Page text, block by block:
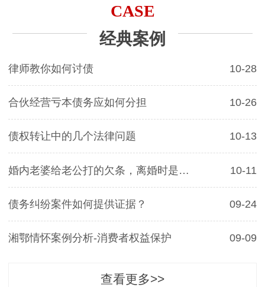
CASE
经典案例
律师教你如何讨债 10-28
合伙经营亏本债务应如何分担 10-26
债权转让中的几个法律问题 10-13
婚内老婆给老公打的欠条，离婚时是否有效 10-11
债务纠纷案件如何提供证据？ 09-24
湘鄂情怀案例分析-消费者权益保护 09-09
查看更多>>